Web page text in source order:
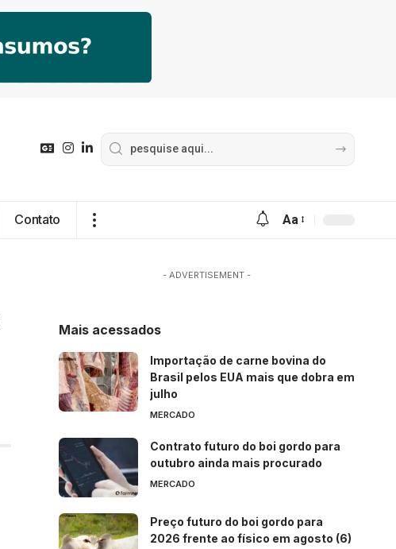
Contato Aa
- ADVERTISEMENT -
Mais acessados
Importação de carne bovina do
Brasil pelos EUA mais que dobra em
julho
MERCADO
Contrato futuro do boi gordo para
outubro ainda mais procurado
MERCADO
Preço futuro do boi gordo para
2026 frente ao físico em agosto (6)